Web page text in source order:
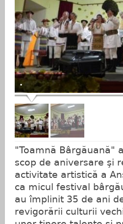
.
"Toamnă Bârgăuană"
scop de aniversare şi
activitate artistică a
ca micul festival
au împlinit 35 de ani
revigorării culturii